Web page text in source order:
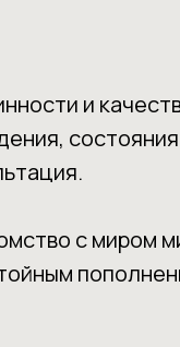
и
с миром